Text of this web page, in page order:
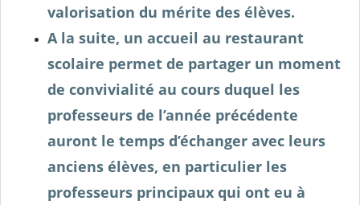
valorisation du mérite des élèves.
A la suite, un accueil au restaurant
scolaire permet de partager un moment
de convivialité au cours duquel les
professeurs de l’année précédente
auront le temps d’échanger avec leurs
anciens élèves, en particulier les
professeurs principaux qui ont eu à